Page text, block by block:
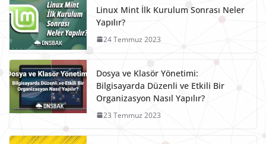
Linux Mint İlk Kurulum Sonrası Neler
Yapılır?
24 Temmuz 2023
Dosya ve Klasör Yönetimi:
Bilgisayarda Düzenli ve Etkili Bir
Organizasyon Nasıl Yapılır?
23 Temmuz 2023